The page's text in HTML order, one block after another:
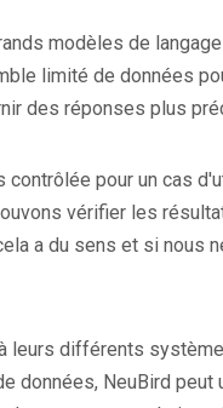
modèles de
limité de données
des réponses plus
contrôlée pour un cas
vérifier les
a du sens et si nous
leurs différents
données, NeuBird